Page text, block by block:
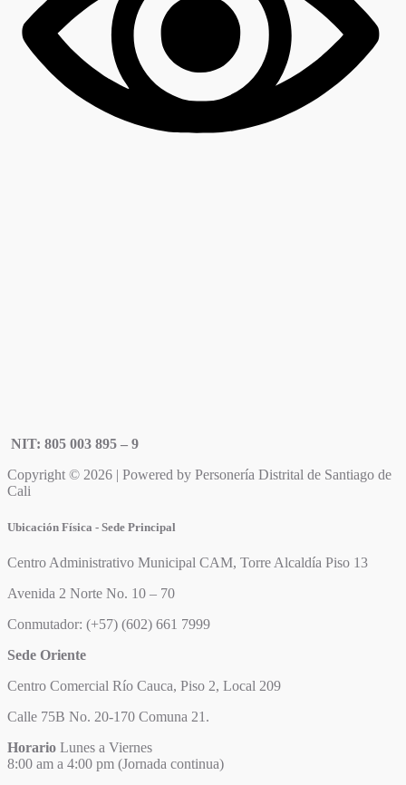
NIT: 805 003 895 – 9
Copyright © 2026 | Powered by Personería Distrital de Santiago de
Cali
Ubicación Física - Sede Principal
Centro Administrativo Municipal CAM, Torre Alcaldía Piso 13
Avenida 2 Norte No. 10 – 70
Conmutador: (+57) (602) 661 7999
Sede Oriente
Centro Comercial Río Cauca, Piso 2, Local 209
Calle 75B No. 20-170 Comuna 21.
Horario Lunes a Viernes
8:00 am a 4:00 pm (Jornada continua)